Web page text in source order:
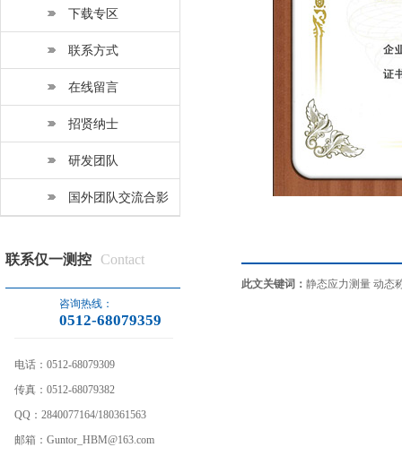
下载专区
联系方式
在线留言
招贤纳士
研发团队
国外团队交流合影
联系仅一测控 Contact
咨询热线：
0512-68079359
电话： 0512-68079309
传真： 0512-68079382
QQ： 2840077164/180361563
邮箱： Guntor_HBM@163.com
此文关键词： 静态应力测量 动态